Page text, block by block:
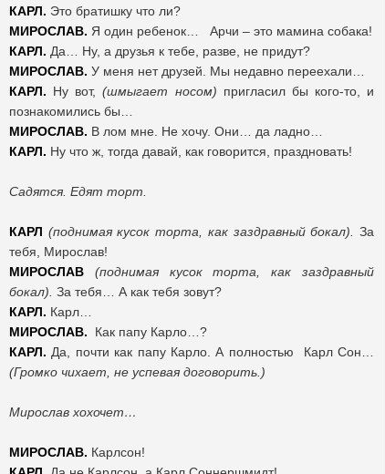
КАРЛ. Это братишку что ли?
МИРОСЛАВ. Я один ребенок… Арчи – это мамина собака!
КАРЛ. Да… Ну, а друзья к тебе, разве, не придут?
МИРОСЛАВ. У меня нет друзей. Мы недавно переехали…
КАРЛ. Ну вот,(шмыгает носом) пригласил бы кого-то, и
познакомились бы…
МИРОСЛАВ. В лом мне. Не хочу. Они… да ладно…
КАРЛ. Ну что ж, тогда давай, как говорится, праздновать!
Садятся. Едят торт.
КАРЛ (поднимая кусок торта, как заздравный бокал).
За
тебя, Мирослав!
МИРОСЛАВ
(поднимая кусок торта, как заздравный
бокал). За тебя… А как тебя зовут?
КАРЛ. Карл…
МИРОСЛАВ. Как папу Карло…?
КАРЛ. Да, почти как папу Карло. А полностью Карл Сон…
(Громко чихает, не успевая договорить.)
Мирослав хохочет…
МИРОСЛАВ. Карлсон!